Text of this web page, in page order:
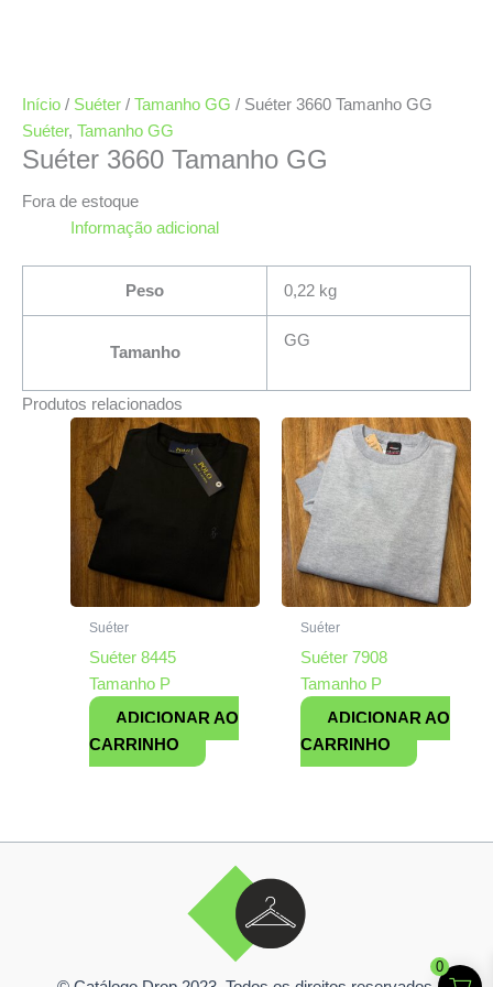
Início / Suéter / Tamanho GG / Suéter 3660 Tamanho GG
Suéter, Tamanho GG
Suéter 3660 Tamanho GG
Fora de estoque
Informação adicional
Peso 0,22 kg
Tamanho
GG
Produtos relacionados
Suéter
Suéter 8445
Tamanho P
ADICIONAR AO
CARRINHO
Suéter
Suéter 7908
Tamanho P
ADICIONAR AO
CARRINHO
0